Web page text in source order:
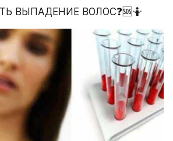
ВЫПАДЕНИЕ ВОЛОС❓🆘🤷